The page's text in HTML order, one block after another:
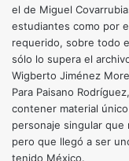
el de Miguel
estudiantes como por
requerido, sobre todo
sólo lo supera el
Wigberto Jiménez
Para Paisano
contener material
personaje singular
pero que llegó a ser
tenido México.